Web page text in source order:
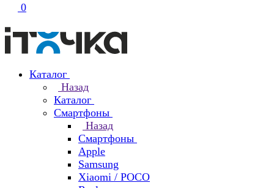
0
Каталог
Назад
Каталог
Смартфоны
Назад
Смартфоны
Apple
Samsung
Xiaomi / POCO